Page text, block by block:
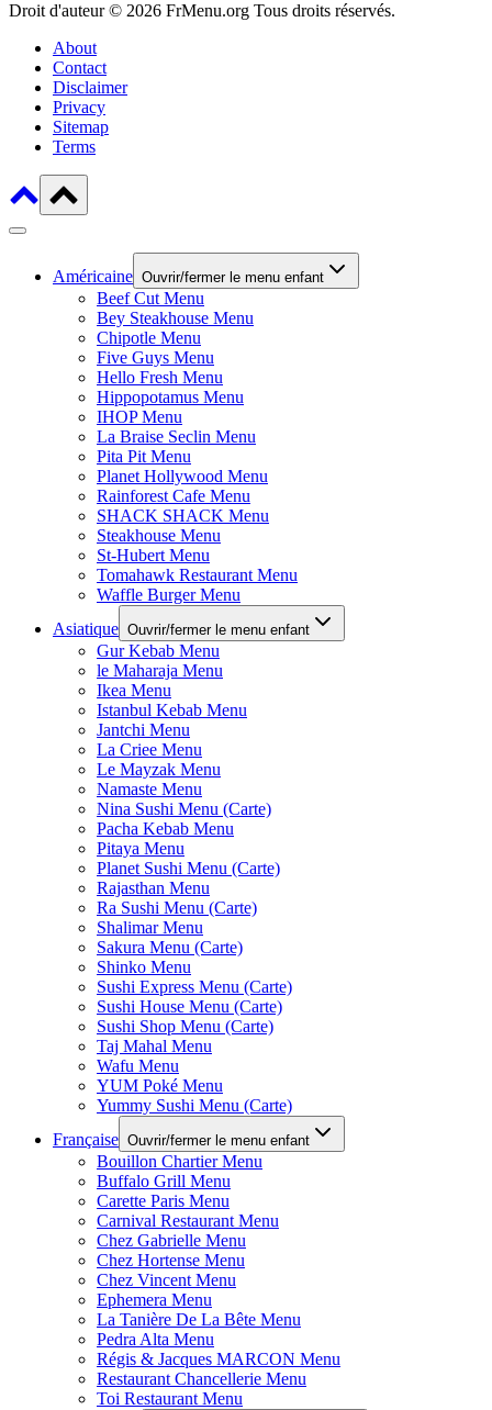
Droit d'auteur © 2026 FrMenu.org Tous droits réservés.
About
Contact
Disclaimer
Privacy
Sitemap
Terms
Américaine Ouvrir/fermer le menu enfant
Beef Cut Menu
Bey Steakhouse Menu
Chipotle Menu
Five Guys Menu
Hello Fresh Menu
Hippopotamus Menu
IHOP Menu
La Braise Seclin Menu
Pita Pit Menu
Planet Hollywood Menu
Rainforest Cafe Menu
SHACK SHACK Menu
Steakhouse Menu
St-Hubert Menu
Tomahawk Restaurant Menu
Waffle Burger Menu
Asiatique Ouvrir/fermer le menu enfant
Gur Kebab Menu
le Maharaja Menu
Ikea Menu
Istanbul Kebab Menu
Jantchi Menu
La Criee Menu
Le Mayzak Menu
Namaste Menu
Nina Sushi Menu (Carte)
Pacha Kebab Menu
Pitaya Menu
Planet Sushi Menu (Carte)
Rajasthan Menu
Ra Sushi Menu (Carte)
Shalimar Menu
Sakura Menu (Carte)
Shinko Menu
Sushi Express Menu (Carte)
Sushi House Menu (Carte)
Sushi Shop Menu (Carte)
Taj Mahal Menu
Wafu Menu
YUM Poké Menu
Yummy Sushi Menu (Carte)
Française Ouvrir/fermer le menu enfant
Bouillon Chartier Menu
Buffalo Grill Menu
Carette Paris Menu
Carnival Restaurant Menu
Chez Gabrielle Menu
Chez Hortense Menu
Chez Vincent Menu
Ephemera Menu
La Tanière De La Bête Menu
Pedra Alta Menu
Régis & Jacques MARCON Menu
Restaurant Chancellerie Menu
Toi Restaurant Menu